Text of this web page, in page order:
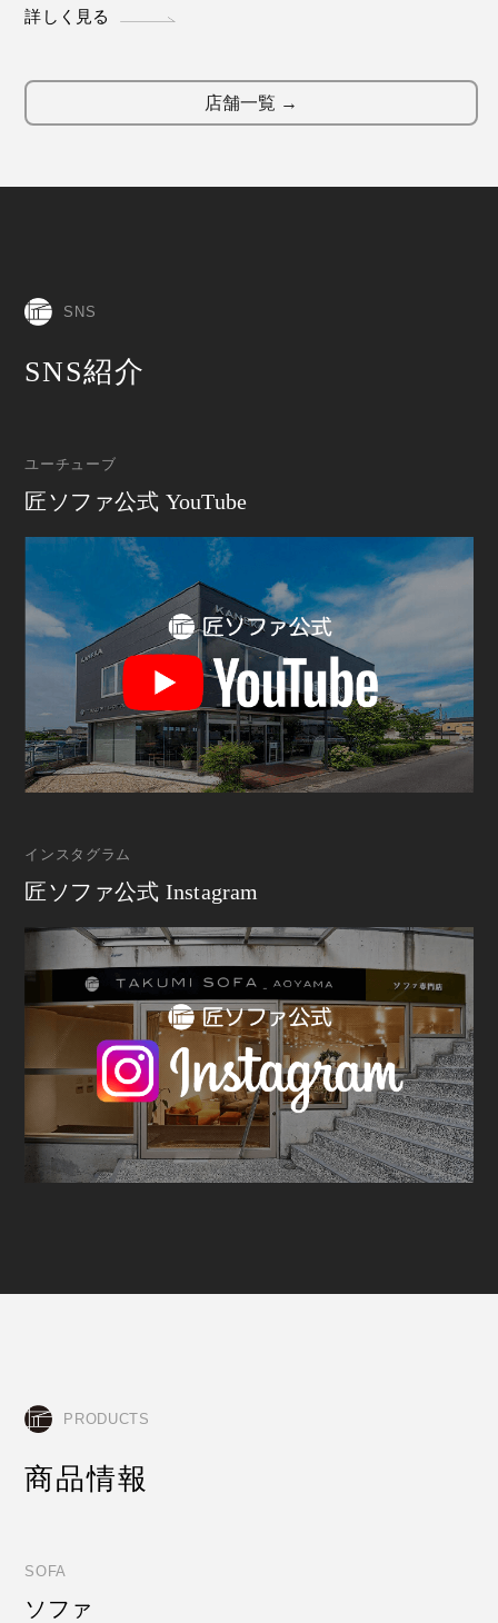
詳しく見る
店舗一覧 →
SNS
SNS紹介
ユーチューブ
匠ソファ公式 YouTube
インスタグラム
匠ソファ公式 Instagram
PRODUCTS
商品情報
SOFA
ソファ